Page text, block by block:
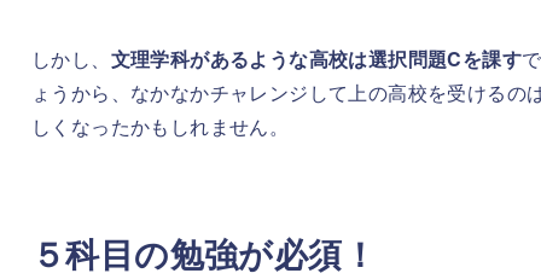
しかし、 文理学科があるような高校は選択問題Cを課す
ょうから、なかなかチャレンジして上の高校を受けるの
しくなったかもしれません。
５科目の勉強が必須！